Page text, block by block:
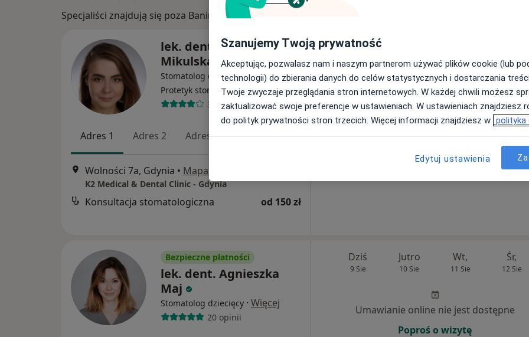
Specjaliści znajdują się poza Banino, pomorskie, w obszarach bliskich Twojemu wyszukiwaniu.
lek. dent. Martyna
Mikulska
Stomatolog dziecięcy, Stomatolog,
Protetyk stomatologiczny·Więcej
37 opinii
Adres 1 Adres 2 Adres 3
Wolności 7a, Gdynia • Mapa
K2 Medical & Dental Clinic - Gdynia
Konsultacja stomatologiczna od 150 zł
Dziś
11 Sie 12 Sie
Umawianie online nie jest dostępne
Poproś o wizytę
Bezpieczne płatności
lek. dent. Agnieszka
Maj
Stomatolog dziecięcy · Więcej
20 opinii
Dziś
9 Sie
Jutro
10 Sie
Wt,
11 Sie
Śr,
12 Sie
Umawianie online nie jest dostępne
Poproś o wizytę
Szanujemy Twoją prywatność
Akceptując, pozwalasz nam i naszym partnerom używać plików cookie (lub
technologii) do zbierania danych do celów statystycznych i dostarczania
Twoje zwyczaje przeglądania stron internetowych. W każdej chwili możesz
zaktualizować swoje preferencje w ustawieniach. W ustawieniach znajdziesz
do polityk prywatności stron trzecich. Więcej informacji znajdziesz w polityka
Edytuj ustawienia